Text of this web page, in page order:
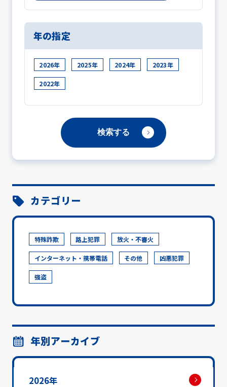
年の指定
2026年 2025年 2024年 2023年
2022年
カテゴリー
特殊詐欺 路上犯罪 放火・不審火
インターネット・携帯電話 その他 凶悪犯罪
強盗
年別アーカイブ
2026年